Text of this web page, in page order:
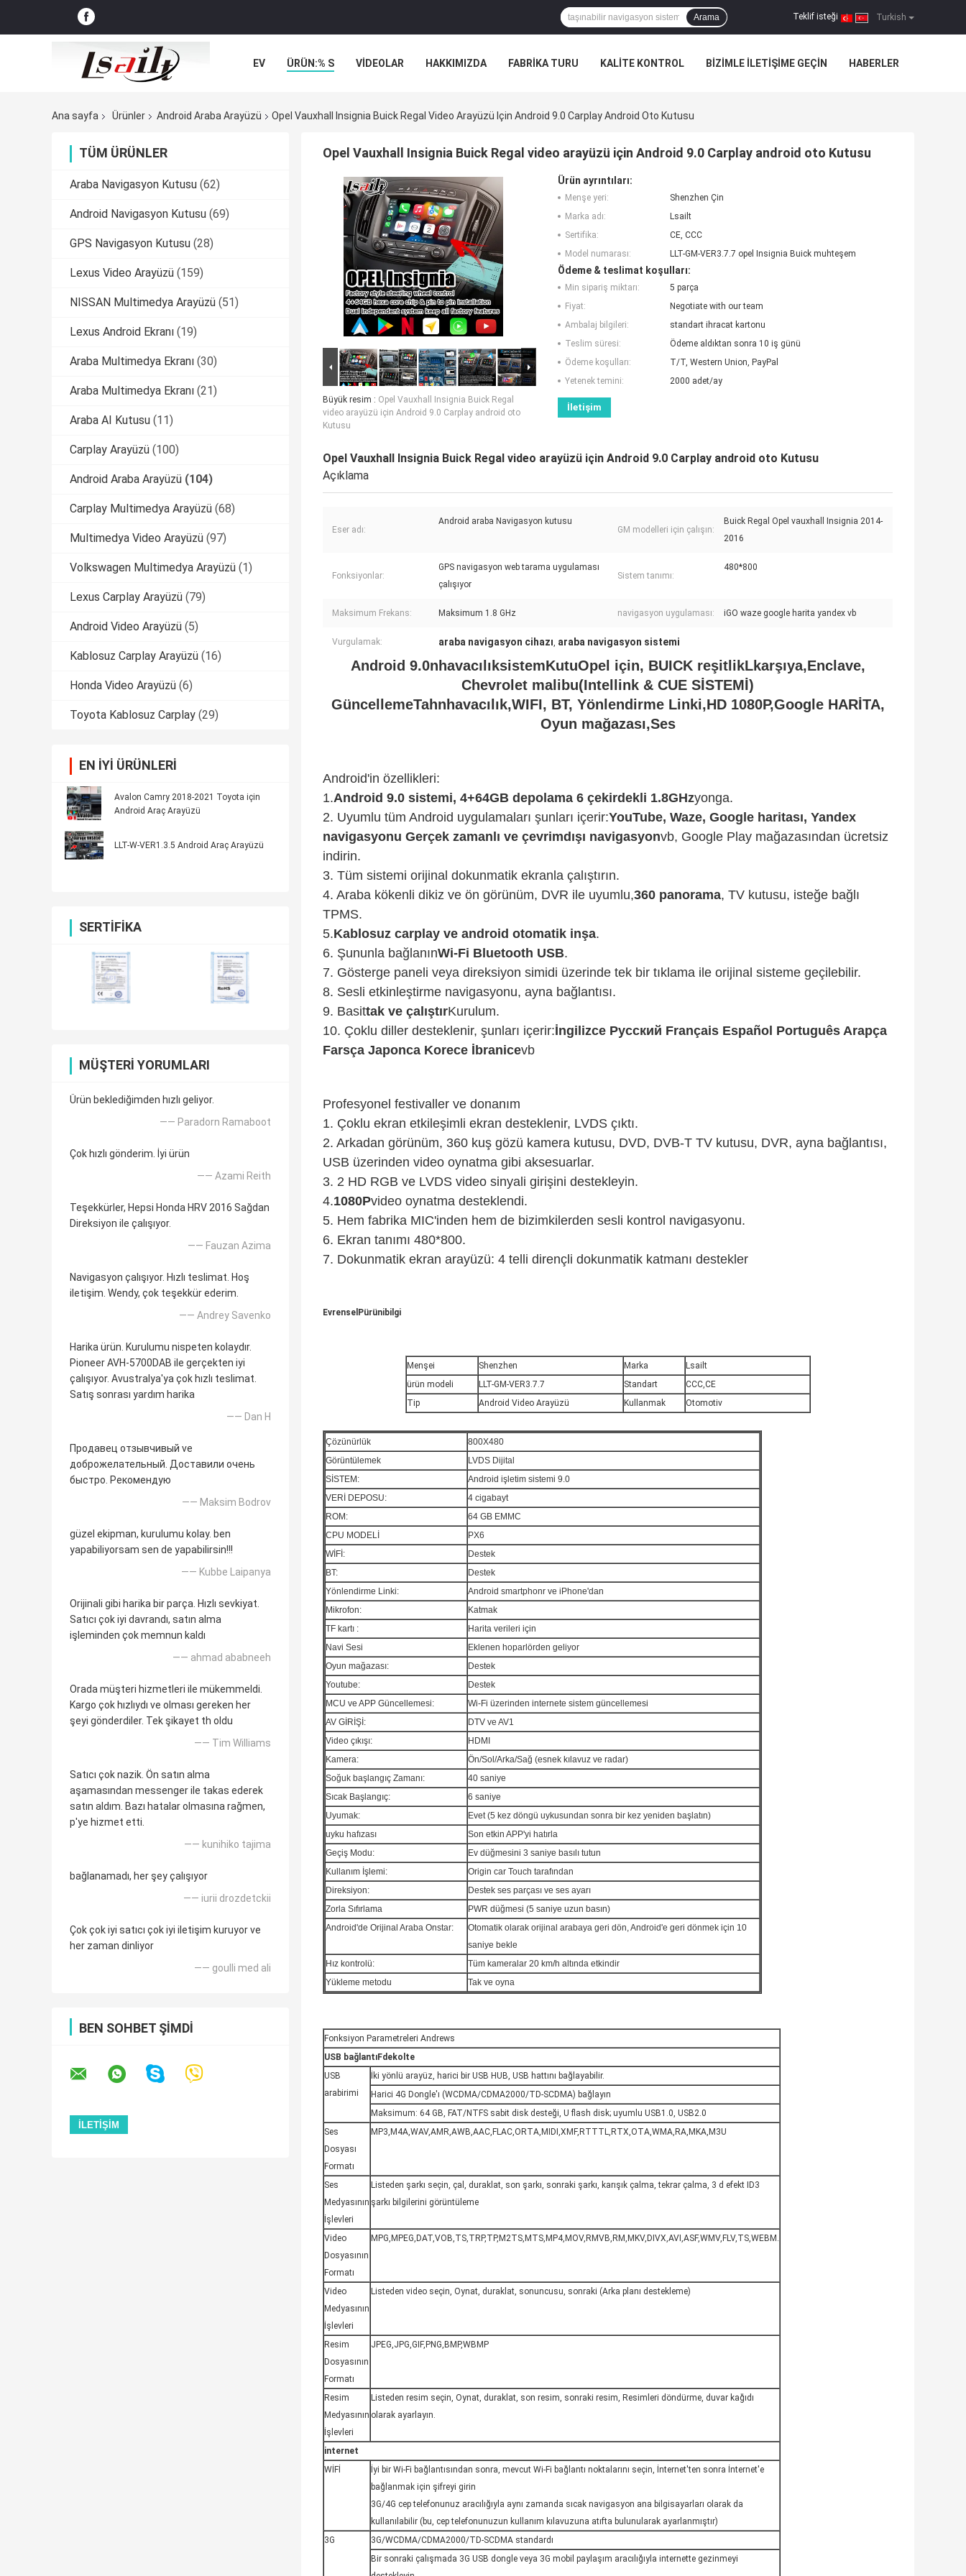
Turkish
Teklif isteği |
Arama
EV ÜRÜN:% S VİDEOLAR HAKKIMIZDA FABRIKA TURU KALITE KONTROL BIZIMLE ILETIŞIME GEÇIN HABERLER
Ana sayfa
Ürünler Android Araba Arayüzü Opel Vauxhall Insignia Buick Regal Video Arayüzü Için Android 9.0 Carplay Android Oto Kutusu
TÜM ÜRÜNLER
Araba Navigasyon Kutusu (62)
Android Navigasyon Kutusu (69)
GPS Navigasyon Kutusu (28)
Lexus Video Arayüzü (159)
NISSAN Multimedya Arayüzü (51)
Lexus Android Ekranı (19)
Araba Multimedya Ekranı (30)
Araba Multimedya Ekranı (21)
Araba AI Kutusu (11)
Carplay Arayüzü (100)
Android Araba Arayüzü (104)
Carplay Multimedya Arayüzü (68)
Multimedya Video Arayüzü (97)
Volkswagen Multimedya Arayüzü (1)
Lexus Carplay Arayüzü (79)
Android Video Arayüzü (5)
Kablosuz Carplay Arayüzü (16)
Honda Video Arayüzü (6)
Toyota Kablosuz Carplay (29)
EN IYI ÜRÜNLERI
Avalon Camry 2018-2021 Toyota için
Android Araç Arayüzü
LLT-W-VER1.3.5 Android Araç Arayüzü
SERTIFIKA
MÜŞTERI YORUMLARI
Ürün beklediğimden hızlı geliyor.
—— Paradorn Ramaboot
Çok hızlı gönderim. İyi ürün
—— Azami Reith
Teşekkürler, Hepsi Honda HRV 2016 Sağdan
Direksiyon ile çalışıyor.
—— Fauzan Azima
Navigasyon çalışıyor. Hızlı teslimat. Hoş
iletişim. Wendy, çok teşekkür ederim.
—— Andrey Savenko
Harika ürün. Kurulumu nispeten kolaydır.
Pioneer AVH-5700DAB ile gerçekten iyi
çalışıyor. Avustralya'ya çok hızlı teslimat.
Satış sonrası yardım harika
—— Dan H
Продавец отзывчивый ve
доброжелательный. Доставили очень
быстро. Рекомендую
—— Maksim Bodrov
güzel ekipman, kurulumu kolay. ben
yapabiliyorsam sen de yapabilirsin!!!
—— Kubbe Laipanya
Orijinali gibi harika bir parça. Hızlı sevkiyat.
Satıcı çok iyi davrandı, satın alma
işleminden çok memnun kaldı
—— ahmad ababneeh
Orada müşteri hizmetleri ile mükemmeldi.
Kargo çok hızlıydı ve olması gereken her
şeyi gönderdiler. Tek şikayet th oldu
—— Tim Williams
Satıcı çok nazik. Ön satın alma
aşamasından messenger ile takas ederek
satın aldım. Bazı hatalar olmasına rağmen,
p'ye hizmet etti.
—— kunihiko tajima
bağlanamadı, her şey çalışıyor
—— iurii drozdetckii
Çok çok iyi satıcı çok iyi iletişim kuruyor ve
her zaman dinliyor
—— goulli med ali
BEN SOHBET ŞIMDI
Opel Vauxhall Insignia Buick Regal video arayüzü için Android 9.0 Carplay android oto Kutusu
Büyük resim : Opel Vauxhall Insignia Buick Regal
video arayüzü için Android 9.0 Carplay android oto
Kutusu
Ürün ayrıntıları:
Menşe yeri:
Shenzhen Çin
Marka adı:
Lsailt
Sertifika:
CE, CCC
Model numarası:
LLT-GM-VER3.7.7 opel Insignia Buick muhteşem
Ödeme & teslimat koşulları:
Min sipariş miktarı:
5 parça
Fiyat:
Negotiate with our team
Ambalaj bilgileri:
standart ihracat kartonu
Teslim süresi:
Ödeme aldıktan sonra 10 iş günü
Ödeme koşulları:
T/T, Western Union, PayPal
Yetenek temini:
2000 adet/ay
İletişim
Opel Vauxhall Insignia Buick Regal video arayüzü için Android 9.0 Carplay android oto Kutusu
Açıklama
Eser adı:
Android araba Navigasyon kutusu
GM modelleri için çalışın:
Buick Regal Opel vauxhall Insignia 2014-
2016
Fonksiyonlar:
GPS navigasyon web tarama uygulaması
çalışıyor
Sistem tanımı:
480*800
Maksimum Frekans: Maksimum 1.8 GHz navigasyon uygulaması: iGO waze google harita yandex vb
Vurgulamak: araba navigasyon cihazı, araba navigasyon sistemi
Android 9.0n havacılıksistemKutuOpel için, BUICK reşitlikLkarşıya,Enclave,
Chevrolet malibu(Intellink & CUE SİSTEMİ)
GüncellemeTahn havacılık,WIFI, BT, Yönlendirme Linki,HD 1080P,Google HARİTA,
Oyun mağazası,Ses
Android'in özellikleri:
1.Android 9.0 sistemi, 4+64GB depolama 6 çekirdekli 1.8GHzyonga.
2. Uyumlu tüm Android uygulamaları şunları içerir:YouTube, Waze, Google haritası, Yandex
navigasyonu Gerçek zamanlı ve çevrimdışı navigasyonvb, Google Play mağazasından ücretsiz
indirin.
3. Tüm sistemi orijinal dokunmatik ekranla çalıştırın.
4. Araba kökenli dikiz ve ön görünüm, DVR ile uyumlu,360 panorama, TV kutusu, isteğe bağlı
TPMS.
5.Kablosuz carplay ve android otomatik inşa.
6. Şununla bağlanınWi-Fi Bluetooth USB.
7. Gösterge paneli veya direksiyon simidi üzerinde tek bir tıklama ile orijinal sisteme geçilebilir.
8. Sesli etkinleştirme navigasyonu, ayna bağlantısı.
9. Basittak ve çalıştırKurulum.
10. Çoklu diller desteklenir, şunları içerir:İngilizce Pусский Français Español Português Arapça
Farsça Japonca Korece İbranicevb
Profesyonel festivaller ve donanım
1. Çoklu ekran etkileşimli ekran desteklenir, LVDS çıktı.
2. Arkadan görünüm, 360 kuş gözü kamera kutusu, DVD, DVB-T TV kutusu, DVR, ayna bağlantısı,
USB üzerinden video oynatma gibi aksesuarlar.
3. 2 HD RGB ve LVDS video sinyali girişini destekleyin.
4.1080Pvideo oynatma desteklendi.
5. Hem fabrika MIC'inden hem de bizimkilerden sesli kontrol navigasyonu.
6. Ekran tanımı 480*800.
7. Dokunmatik ekran arayüzü: 4 telli dirençli dokunmatik katmanı destekler
Evrensel Pürünibilgi
Menşei Shenzhen Marka
Lsailt
ürün modeli
LLT-GM-VER3.7.7 Standart
CCC,CE
Tip
Android Video Arayüzü Kullanmak Otomotiv
Çözünürlük
800X480
Görüntülemek
LVDS Dijital
SİSTEM:
Android işletim sistemi 9.0
VERİ DEPOSU:
4 cigabayt
ROM:
64 GB EMMC
CPU MODELİ
PX6
WİFİ:
Destek
BT:
Destek
Yönlendirme Linki:
Android smartphonr ve iPhone'dan
Mikrofon:
Katmak
TF kartı :
Harita verileri için
Navi Sesi
Eklenen hoparlörden geliyor
Oyun mağazası:
Destek
Youtube:
Destek
MCU ve APP Güncellemesi:
Wi-Fi üzerinden internete sistem güncellemesi
AV GİRİŞİ:
DTV ve AV1
Video çıkışı:
HDMI
Kamera:
Ön/Sol/Arka/Sağ (esnek kılavuz ve radar)
Soğuk başlangıç ​​Zamanı:
40 saniye
Sıcak Başlangıç:
6 saniye
Uyumak:
Evet (5 kez döngü uykusundan sonra bir kez yeniden başlatın)
uyku hafızası
Son etkin APP'yi hatırla
Geçiş Modu:
Ev düğmesini 3 saniye basılı tutun
Kullanım İşlemi:
Origin car Touch tarafından
Direksiyon:
Destek ses parçası ve ses ayarı
Zorla Sıfırlama
PWR düğmesi (5 saniye uzun basın)
Android'de Orijinal Araba Onstar:
Otomatik olarak orijinal arabaya geri dön, Android'e geri dönmek için 10
saniye bekle
Hız kontrolü:
Tüm kameralar 20 km/h altında etkindir
Yükleme metodu
Tak ve oyna
Fonksiyon Parametreleri Andrews
USB bağlantıFdekolte
USB
arabirimi
İki yönlü arayüz, harici bir USB HUB, USB hattını bağlayabilir.
Harici 4G Dongle'ı (WCDMA/CDMA2000/TD-SCDMA) bağlayın
Maksimum: 64 GB, FAT/NTFS sabit disk desteği, U flash disk; uyumlu USB1.0, USB2.0
Ses
Dosyası
Formatı
MP3,M4A,WAV,AMR,AWB,AAC,FLAC,ORTA,MIDI,XMF,RTTTL,RTX,OTA,WMA,RA,MKA,M3U
Ses
Medyasının
İşlevleri
Listeden şarkı seçin, çal, duraklat, son şarkı, sonraki şarkı, karışık çalma, tekrar çalma, 3 d efekt ID3
şarkı bilgilerini görüntüleme
Video
Dosyasının
Formatı
MPG,MPEG,DAT,VOB,TS,TRP,TP,M2TS,MTS,MP4,MOV,RMVB,RM,MKV,DIVX,AVI,ASF,WMV,FLV,TS,WEBM.
Video
Medyasının
İşlevleri
Listeden video seçin, Oynat, duraklat, sonuncusu, sonraki (Arka planı destekleme)
Resim
Dosyasının
Formatı
JPEG,JPG,GIF,PNG,BMP,WBMP
Resim
Medyasının
İşlevleri
Listeden resim seçin, Oynat, duraklat, son resim, sonraki resim, Resimleri döndürme, duvar kağıdı
olarak ayarlayın.
internet
WİFİ
İyi bir Wi-Fi bağlantısından sonra, mevcut Wi-Fi bağlantı noktalarını seçin, İnternet'ten sonra İnternet'e
bağlanmak için şifreyi girin
3G/4G cep telefonunuz aracılığıyla aynı zamanda sıcak navigasyon ana bilgisayarları olarak da
kullanılabilir (bu, cep telefonunuzun kullanım kılavuzuna atıfta bulunularak ayarlanmıştır)
3G
3G/WCDMA/CDMA2000/TD-SCDMA standardı
Bir sonraki çalışmada 3G USB dongle veya 3G mobil paylaşım aracılığıyla internette gezinmeyi